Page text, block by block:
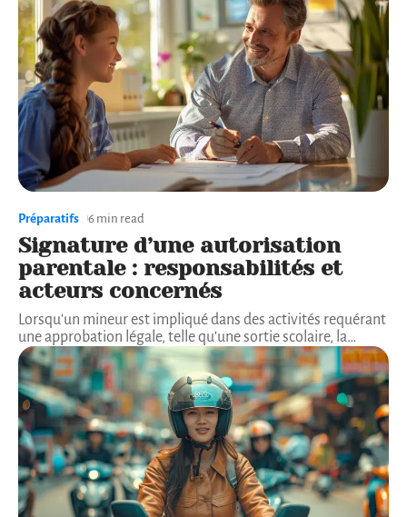
Préparatifs 6 min read
Signature d’une autorisation
parentale : responsabilités et
acteurs concernés
Lorsqu'un mineur est impliqué dans des activités requérant
une approbation légale, telle qu'une sortie scolaire, la…